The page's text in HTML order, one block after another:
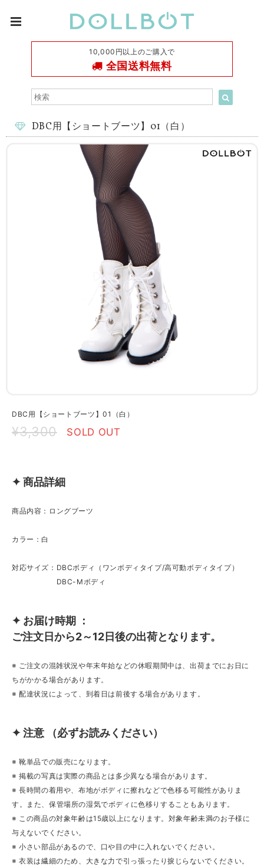
10,000円以上のご購入で
全国送料無料
DBC用【ショートブーツ】01（白）
DBC用【ショートブーツ】01（白）
¥3,300 SOLD OUT
✦ 商品詳細
商品内容：ロングブーツ
カラー：白
対応サイズ：DBCボディ（ワンボディタイプ/高可動ボディタイプ）
DBC-Mボディ
✦ お届け時期 ：
ご注文日から2～12日後の出荷となります。
※ ご注文の混雑状況や年末年始などの休暇期間中は、出荷までにお日に
ちがかかる場合があります。
※ 配達状況によって、到着日は前後する場合があります。
✦ 注意 （必ずお読みください）
※ 靴単品での販売になります。
※ 掲載の写真は実際の商品とは多少異なる場合があります。
※ 長時間の着用や、布地がボディに擦れなどで色移る可能性がありま
す。また、保管場所の湿気でボディに色移りすることもあります。
※ この商品の対象年齢は15歳以上になります。対象年齢未満のお子様に
与えないでください。
※ 小さい部品があるので、口や目の中に入れないでください。
※ 衣装は繊細のため、大きな力で引っ張ったり捩じらないでください。